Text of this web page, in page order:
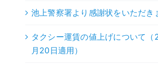
池上警察署より感謝状をいただき
タクシー運賃の値上げについて
月20日適用）